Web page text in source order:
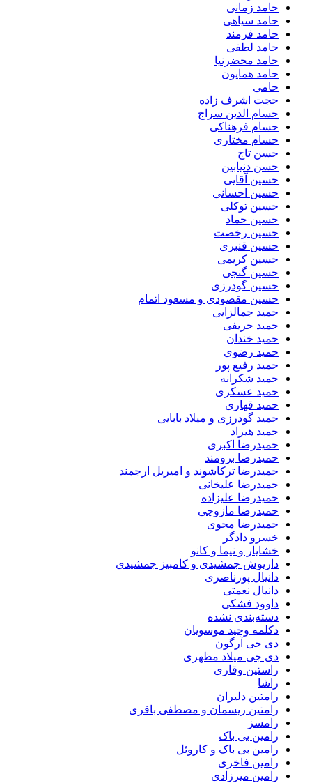
حامد زمانی
حامد سیاهی
حامد فرمند
حامد لطفی
حامد محضرنیا
حامد همایون
حامی
حجت اشرف زاده
حسام الدین سراج
حسام فرهناکی
حسام مختاری
حسن تاج
حسن دنیابین
حسین آقایی
حسین احسانی
حسین توکلی
حسین حماد
حسین رخصت
حسین قنبری
حسین کریمی
حسین گنجی
حسین گودرزی
حسین مقصودی و مسعود اتمام
حمید جمالزایی
حمید حریفی
حمید خندان
حمید رضوی
حمید رفیع پور
حمید شکرانه
حمید عسکری
حمید قهاری
حمید گودرزی و میلاد بابایی
حمید هیراد
حمیدرضا اکبری
حمیدرضا برومند
حمیدرضا ترکاشوند و امیریل ارجمند
حمیدرضا علیخانی
حمیدرضا علیزاده
حمیدرضا مازوچی
حمیدرضا محوی
خسرو دادگر
خشایار و نیما و کانو
داریوش جمشیدی و کامبیز جمشیدی
دانیال پورناصری
دانیال نعمتی
داوود فشکی
دسته‌بندی نشده
دکلمه وحید موسویان
دی جی آرگون
دی جی میلاد مظهری
راستین وقاری
راشا
رامتین دلیران
رامتین ریسمان و مصطفی باقری
رامسز
رامین بی باک
رامین بی باک و کاروئل
رامین فاخری
رامین میرزادی